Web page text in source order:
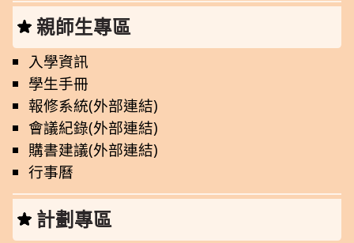
親師生專區
入學資訊
學生手冊
報修系統(外部連結)
會議紀錄(外部連結)
購書建議(外部連結)
行事曆
計劃專區